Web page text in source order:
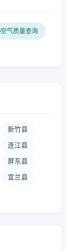
空气质量查询
新竹县
连江县
屏东县
宜兰县